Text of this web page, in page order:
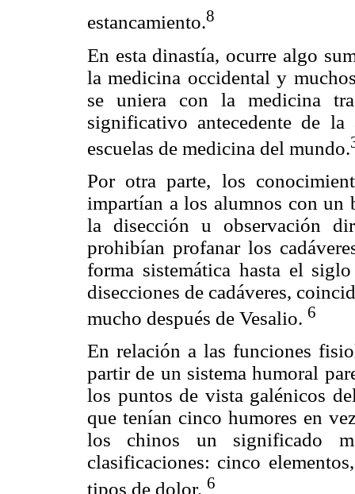
estancamiento.8
En esta dinastía, ocurre algo
la medicina occidental y
se uniera con la medicina
significativo antecedente de la
escuelas de medicina del mundo.
Por otra parte, los
impartían a los alumnos con un
la disección u observación
prohibían profanar los
forma sistemática hasta el
disecciones de cadáveres,
mucho después de Vesalio. 6
En relación a las funciones
partir de un sistema humoral
los puntos de vista galénicos
que tenían cinco humores en
los chinos un significado
clasificaciones: cinco
tipos de dolor. 6